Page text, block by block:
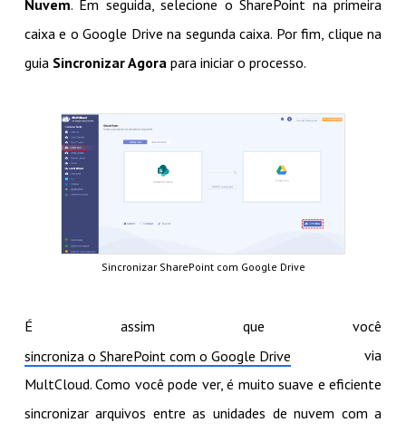
Nuvem. Em seguida, selecione o SharePoint na primeira
caixa e o Google Drive na segunda caixa. Por fim, clique na
guia Sincronizar Agorapara iniciar o processo.
Sincronizar SharePoint com Google Drive
É assim que você
sincroniza o SharePoint com o Google Drive via
MultCloud. Como você pode ver, é muito suave e eficiente
sincronizar arquivos entre as unidades de nuvem com a